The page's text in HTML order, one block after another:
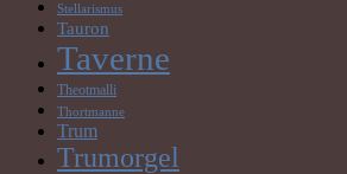
Stellarismus
Tauron
Taverne
Theotmalli
Thortmanne
Trum
Trumorgel